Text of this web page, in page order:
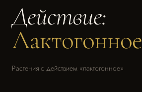
Действие:
Лактогонное
Растения с действием «лактогонное»